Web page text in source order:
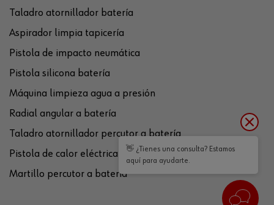
Taladro atornillador batería
Aspirador limpia tapicería
Pistola de impacto neumática
Pistola silicona batería
Máquina limpieza agua a presión
Radial angular a batería
Taladro atornillador percutor a batería
Pistola de calor eléctrica
Martillo percutor a batería
👋 ¿Tienes una consulta? Estamos
aquí para ayudarte.